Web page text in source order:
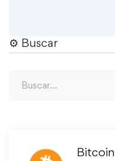
⚙︎ Buscar
Bitcoin